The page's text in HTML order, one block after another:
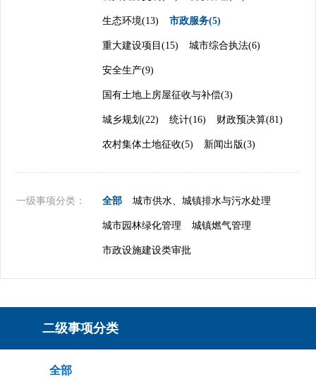
生态环境(13) 市政服务(5)
重大建设项目(15) 城市综合执法(6)
安全生产(9)
国有土地上房屋征收与补偿(3)
城乡规划(22) 统计(16) 财政预决算(81)
农村集体土地征收(5) 新闻出版(3)
一级事项分类： 全部 城市供水、城镇排水与污水处理
城市园林绿化管理 城镇燃气管理
市政设施建设类审批
二级事项分类
全部